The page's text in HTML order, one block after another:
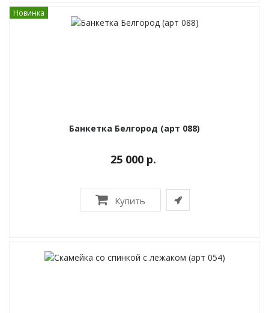
Новинка
Банкетка Белгород (арт 088)
25 000 р.
Купить